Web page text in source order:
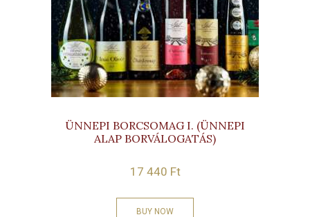
ÜNNEPI BORCSOMAG I. (ÜNNEPI
ALAP BORVÁLOGATÁS)
17 440 Ft
BUY NOW